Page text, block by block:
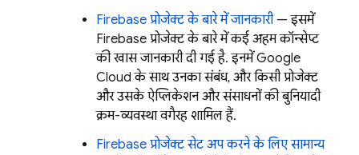
Firebase प्रोजेक्ट के बारे में जानकारी— इसमें
Firebase प्रोजेक्ट के बारे में कई अहम कॉन्सेप्ट
की खास जानकारी दी गई है. इनमेंGoogle
Cloud के साथ उनका संबंध, और किसी प्रोजेक्ट
और उसके ऐप्लिकेशन और संसाधनों की बुनियादी
क्रम-व्यवस्था वगैरह शामिल हैं.
Firebase प्रोजेक्ट सेट अप करने के लिए सामान्य